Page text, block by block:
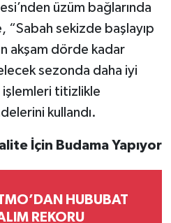
üzüm bağlarında
“Sabah sekizde başlayıp
akşam dörde kadar
sezonda daha iyi
işlemleri titizlikle
kullandı.
İçin Budama Yapıyor
HUBUBAT
REKORU